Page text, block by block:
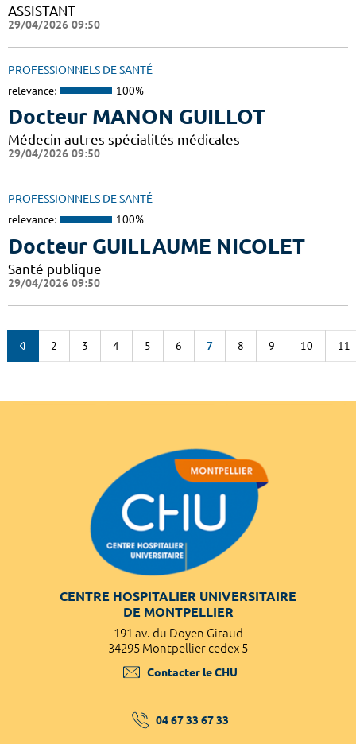
ASSISTANT
29/04/2026 09:50
PROFESSIONNELS DE SANTÉ
relevance: 100%
Docteur MANON GUILLOT
Médecin autres spécialités médicales
29/04/2026 09:50
PROFESSIONNELS DE SANTÉ
relevance: 100%
Docteur GUILLAUME NICOLET
Santé publique
29/04/2026 09:50
2 3 4 5 6 7 8 9 10 11
CENTRE HOSPITALIER UNIVERSITAIRE
DE MONTPELLIER
191 av. du Doyen Giraud
34295 Montpellier cedex 5
Contacter le CHU
04 67 33 67 33